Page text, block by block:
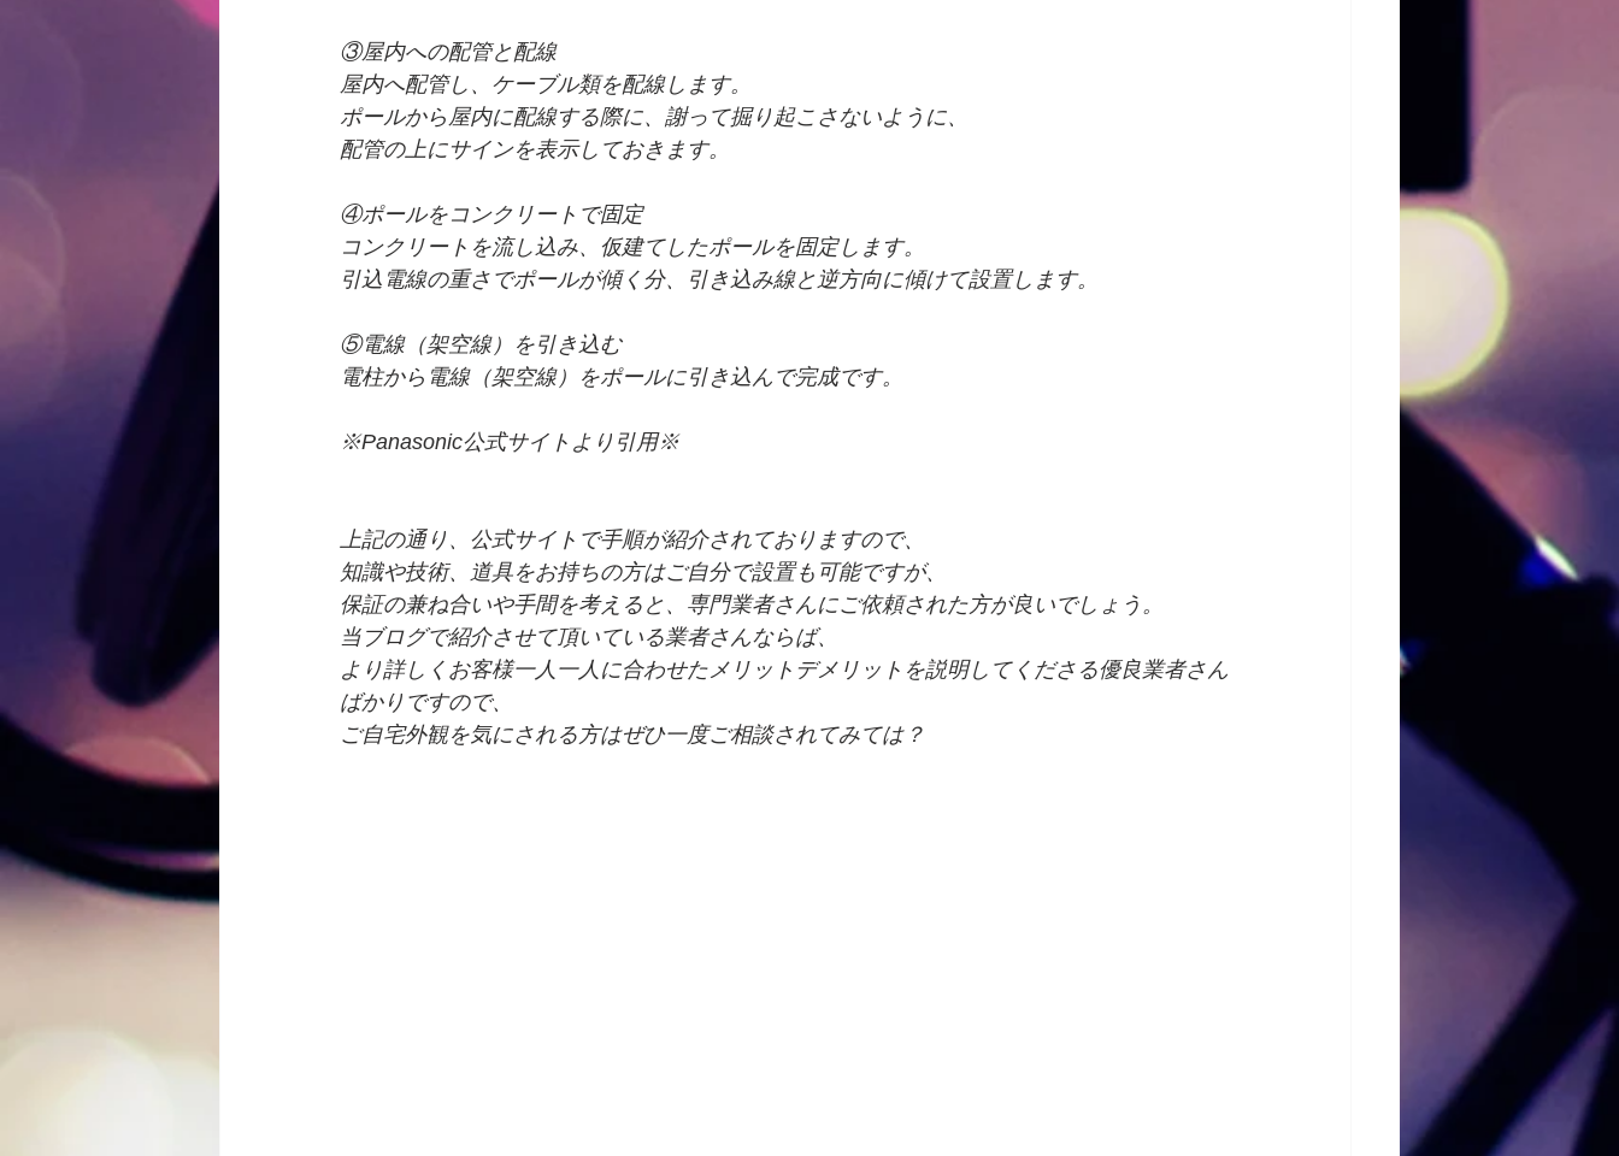
③屋内への配管と配線
屋内へ配管し、ケーブル類を配線します。
ポールから屋内に配線する際に、謝って掘り起こさないように、
配管の上にサインを表示しておきます。
④ポールをコンクリートで固定
コンクリートを流し込み、仮建てしたポールを固定します。
引込電線の重さでポールが傾く分、引き込み線と逆方向に傾けて設置します。
⑤電線（架空線）を引き込む
電柱から電線（架空線）をポールに引き込んで完成です。
※Panasonic公式サイトより引用※
上記の通り、公式サイトで手順が紹介されておりますので、
知識や技術、道具をお持ちの方はご自分で設置も可能ですが、
保証の兼ね合いや手間を考えると、専門業者さんにご依頼された方が良いでしょう。
当ブログで紹介させて頂いている業者さんならば、
より詳しくお客様一人一人に合わせたメリットデメリットを説明してくださる優良業者さん
ばかりですので、
ご自宅外観を気にされる方はぜひ一度ご相談されてみては？